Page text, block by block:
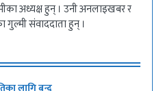
अध्यक्ष हुन् । उनी अनलाइखबर र
संवाददाता हुन् ।